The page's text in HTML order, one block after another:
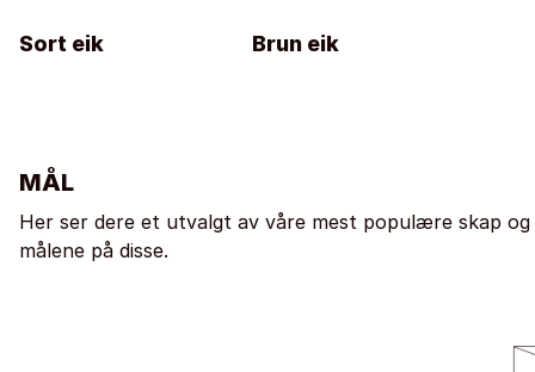
Sort eik Brun eik
MÅL
Her ser dere et utvalgt av våre mest populære skap og
målene på disse.